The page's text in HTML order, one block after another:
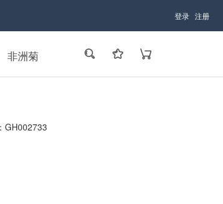
登录 注册
非洲菊
GH002733